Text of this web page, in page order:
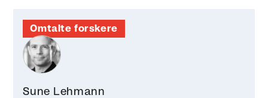
Omtalte forskere
Sune Lehmann